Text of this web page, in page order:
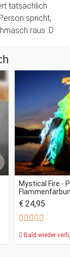
tatsächlich
spricht,
raus :D
Mystical Fire -
€ 24,95
Bald wieder